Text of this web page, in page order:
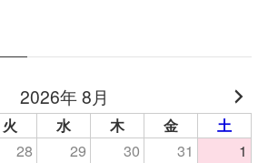
2026年 8月
火 水 木 金 土
28 29 30 31
1